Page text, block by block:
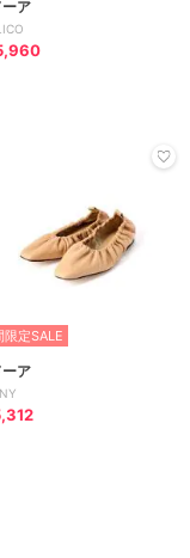
ア
限定SALE
ア